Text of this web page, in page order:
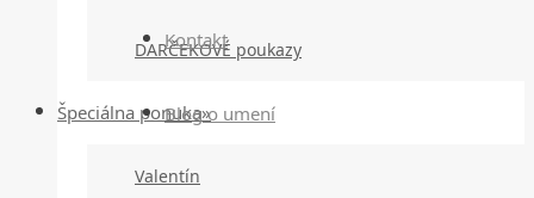
Kontakt
Blog o umení
DARČEKOVÉ poukazy
Špeciálna ponuka»
Valentín